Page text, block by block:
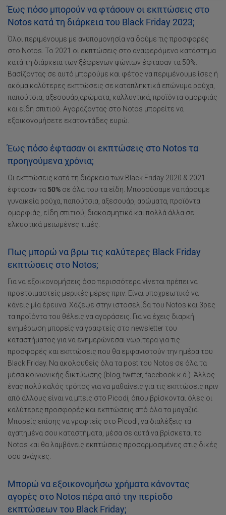
Έως πόσο μπορούν να φτάσουν οι εκπτώσεις στο
Notos κατά τη διάρκεια του Black Friday 2023;
Όλοι περιμένουμε με ανυπομονησία να δούμε τις προσφορές
στο Notos. To 2021 οι εκπτώσεις στο αναφερόμενο κατάστημα
κατά τη διάρκεια των ξέφρενων ψώνιων έφτασαν τα 50%.
Βασίζοντας σε αυτό μπορούμε και φέτος να περιμένουμε ίσες ή
ακόμα καλύτερες εκπτώσεις σε καταπληκτικά επώνυμα ρούχα,
παπούτσια, αξεσουάρ,αρώματα, καλλυντικά, προϊόντα ομορφιάς
και είδη σπιτιού. Αγοράζοντας στο Notos μπορείτε να
εξοικονομήσετε εκατοντάδες ευρώ.
Έως πόσο έφτασαν οι εκπτώσεις στο Notos τα
προηγούμενα χρόνια;
Οι εκπτώσεις κατά τη διάρκεια των Black Friday 2020 & 2021
έφτασαν τα 50% σε όλα του τα είδη. Μπορούσαμε να πάρουμε
γυναικεία ρούχα, παπούτσια, αξεσουάρ, αρώματα, προϊόντα
ομορφιάς, είδη σπιτιού, διακοσμητικά και πολλά άλλα σε
ελκυστικά μειωμένες τιμές.
Πως μπορώ να βρω τις καλύτερες Black Friday
εκπτώσεις στο Notos;
Για να εξοικονομήσεις όσο περισσότερα γίνεται πρέπει να
προετοιμαστείς μερικές μέρες πριν. Είναι υποχρεωτικό να
κάνεις μία έρευνα. Χάζεψε στην ιστοσελίδα του Notos και βρες
τα προϊόντα του θέλεις να αγοράσεις. Για να έχεις διαρκή
ενημέρωση μπορείς να γραφτείς στο newsletter του
καταστήματος για να ενημερώνεσαι νωρίτερα για τις
προσφορές και εκπτώσεις που θα εμφανιστούν την ημέρα του
Black Friday. Να ακολουθείς όλα τα post του Notos σε όλα τα
μέσα κοινωνικής δικτύωσης (blog, twitter, facebook κ.ά.). Άλλος
ένας πολύ καλός τρόπος για να μαθαίνεις για τις εκπτώσεις πριν
από άλλους είναι να μπεις στο Picodi, όπου βρίσκονται όλες οι
καλύτερες προσφορές και εκπτώσεις από όλα τα μαγαζιά.
Μπορείς επίσης να γραφτείς στο Picodi, να διαλέξεις τα
αγαπημένα σου καταστήματα, μέσα σε αυτά να βρίσκεται το
Notos και θα λαμβάνεις εκπτώσεις προσαρμοσμένες στις δικές
σου ανάγκες.
Μπορώ να εξοικονομήσω χρήματα κάνοντας
αγορές στο Notos πέρα από την περίοδο
εκπτώσεων του Black Friday;